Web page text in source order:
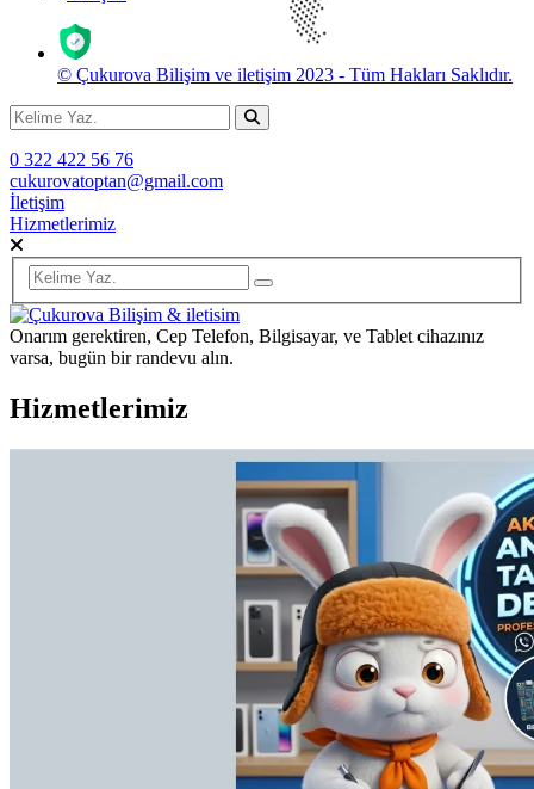
© Çukurova Bilişim ve iletişim 2023 - Tüm Hakları Saklıdır.
0 322 422 56 76
cukurovatoptan@gmail.com
İletişim
Hizmetlerimiz
Onarım gerektiren, Cep Telefon, Bilgisayar, ve Tablet cihazınız
varsa, bugün bir randevu alın.
Hizmetlerimiz